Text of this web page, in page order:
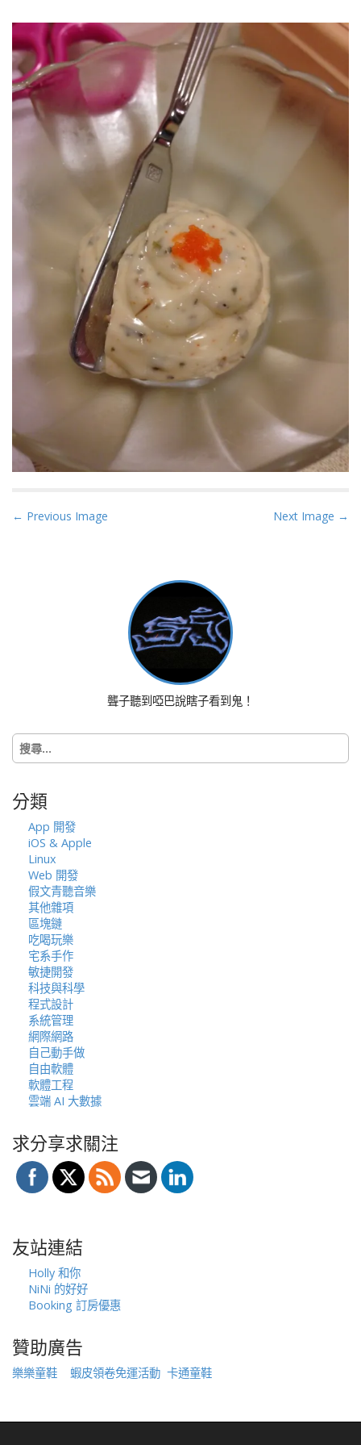
P
i
o
n
← Previous Image Next Image →
聾子聽到啞巴說瞎子看到鬼！
搜
尋
字:
分類
App 開發
iOS & Apple
Linux
Web 開發
假文青聽音樂
其他雜項
區塊鏈
吃喝玩樂
宅系手作
敏捷開發
科技與科學
程式設計
系統管理
網際網路
自己動手做
自由軟體
軟體工程
雲端 AI 大數據
求分享求關注
友站連結
Holly 和你
NiNi 的好好
Booking 訂房優惠
贊助廣告
樂樂童鞋 蝦皮領卷免運活動 卡通童鞋